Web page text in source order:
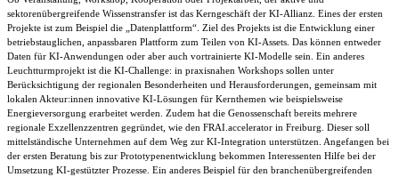
sektorenübergreifende Wissenstransfer ist das Kerngeschäft der KI-Allianz. Eines der ersten
Projekte ist zum Beispiel die „Datenplattform“. Ziel des Projekts ist die Entwicklung einer
betriebstauglichen, anpassbaren Plattform zum Teilen von KI-Assets. Das können entweder
Daten für KI-Anwendungen oder aber auch vortrainierte KI-Modelle sein. Ein anderes
Leuchtturmprojekt ist die KI-Challenge: in praxisnahen Workshops sollen unter
Berücksichtigung der regionalen Besonderheiten und Herausforderungen, gemeinsam mit
lokalen Akteur:innen innovative KI-Lösungen für Kernthemen wie beispielsweise
Energieversorgung erarbeitet werden. Zudem hat die Genossenschaft bereits mehrere
regionale Exzellenzzentren gegründet, wie den FRAI.accelerator in Freiburg. Dieser soll
mittelständische Unternehmen auf dem Weg zur KI-Integration unterstützen. Angefangen bei
der ersten Beratung bis zur Prototypenentwicklung bekommen Interessenten Hilfe bei der
Umsetzung KI-gestützter Prozesse. Ein anderes Beispiel für den branchenübergreifenden